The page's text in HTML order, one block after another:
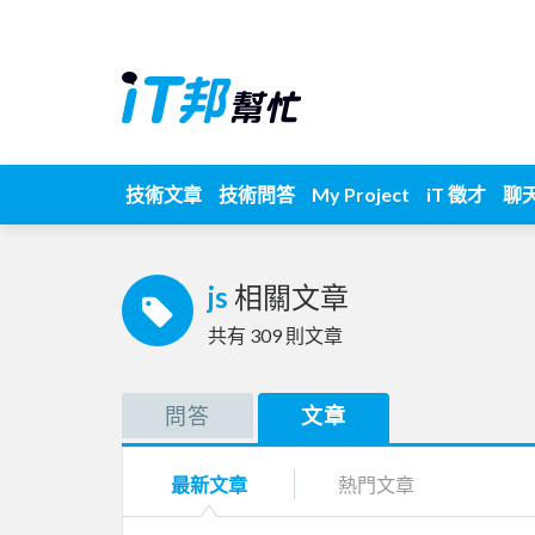
技術文章 技術問答 My Project iT 徵才 聊
js 相關文章
共有 309 則文章
問答 文章
最新文章 熱門文章